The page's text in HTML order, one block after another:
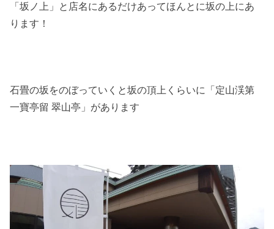
「坂ノ上」と店名にあるだけあってほんとに坂の上にあ
ります！
石畳の坂をのぼっていくと坂の頂上くらいに「定山渓第
一寶亭留 翠山亭」があります